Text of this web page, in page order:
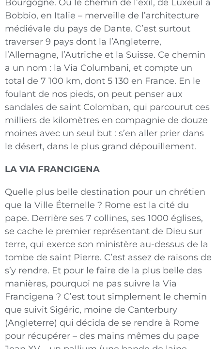
Bourgogne. Ou le chemin de l’exil, de Luxeuil à
Bobbio, en Italie – merveille de l’architecture
médiévale du pays de Dante. C’est surtout
traverser 9 pays dont la l’Angleterre,
l’Allemagne, l’Autriche et la Suisse. Ce chemin
a un nom : la Via Columbani, et compte un
total de 7 100 km, dont 5 130 en France. En le
foulant de nos pieds, on peut penser aux
sandales de saint Colomban, qui parcourut ces
milliers de kilomètres en compagnie de douze
moines avec un seul but : s’en aller prier dans
le désert, dans le plus grand dépouillement.
LA VIA FRANCIGENA
Quelle plus belle destination pour un chrétien
que la Ville Éternelle ? Rome est la cité du
pape. Derrière ses 7 collines, ses 1000 églises,
se cache le premier représentant de Dieu sur
terre, qui exerce son ministère au-dessus de la
tombe de saint Pierre. C’est assez de raisons de
s’y rendre. Et pour le faire de la plus belle des
manières, pourquoi ne pas suivre la Via
Francigena ? C’est tout simplement le chemin
que suivit Sigéric, moine de Canterbury
(Angleterre) qui décida de se rendre à Rome
pour récupérer – des mains mêmes du pape